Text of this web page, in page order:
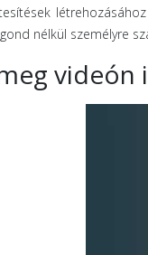
nélkül személyre
videón